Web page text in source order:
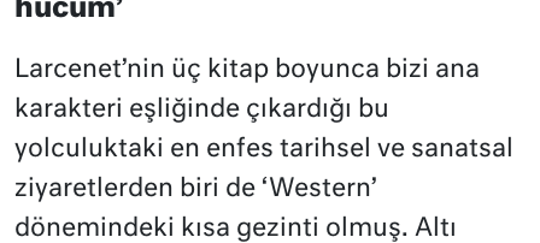
hücum’
Larcenet’nin üç kitap boyunca bizi ana
karakteri eşliğinde çıkardığı bu
yolculuktaki en enfes tarihsel ve sanatsal
ziyaretlerden biri de ‘Western’
dönemindeki kısa gezinti olmuş. Altı